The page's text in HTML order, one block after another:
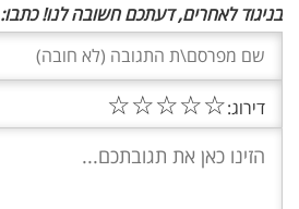
בניגוד לאחרים, דעתכם חשובה לנו! כתבו:
דירוג:☆
☆
☆
☆
☆